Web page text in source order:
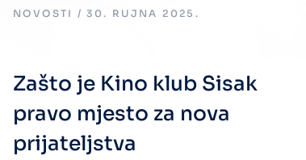
NOVOSTI 30. RUJNA 2025.
Zašto je Kino klub Sisak
pravo mjesto za nova
prijateljstva